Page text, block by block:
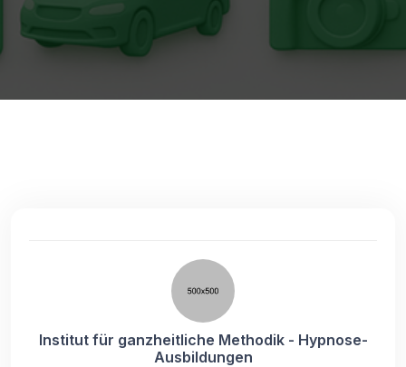
Institut für ganzheitliche Methodik - Hypnose-
Ausbildungen